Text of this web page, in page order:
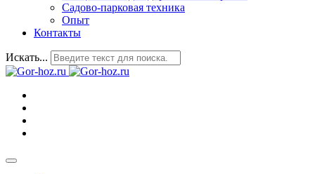
Садово-парковая техника
Опыт
Контакты
Искать...